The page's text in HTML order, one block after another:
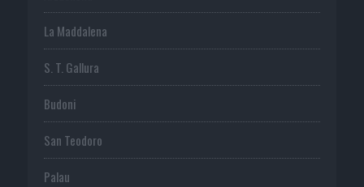
La Maddalena
S. T. Gallura
Budoni
San Teodoro
Palau